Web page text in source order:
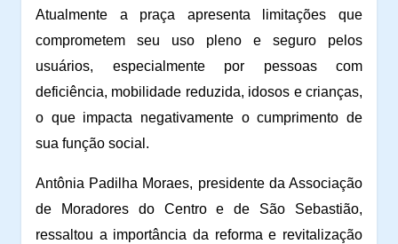
Atualmente a praça apresenta limitações que
comprometem seu uso pleno e seguro pelos
usuários, especialmente por pessoas com
deficiência, mobilidade reduzida, idosos e crianças,
o que impacta negativamente o cumprimento de
sua função social.
Antônia Padilha Moraes, presidente da Associação
de Moradores do Centro e de São Sebastião,
ressaltou a importância da reforma e revitalização